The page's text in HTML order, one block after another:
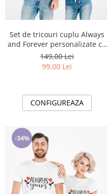
Cadouri pentru Doctori
Cadouri pentru Sfânta Maria
Martisoare
Set de tricouri cuplu Always
and Forever personalizate cu
tematica Valentines Day
149,00 Lei
99,00 Lei
CONFIGUREAZA
-34%